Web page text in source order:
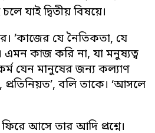
যাই দ্বিতীয় বিষয়ে।
’কাজের যে নৈতিকতা, যে
কাজ করি না, যা মনুষ্যত্ব
যেন মানুষের জন্য কল্যাণ
বলি তাকে। ‘আসলে
আসে তার আদি প্রশ্নে।